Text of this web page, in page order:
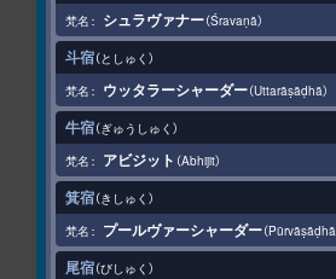
シュラヴァナー Śravaṇā
斗宿 としゅく
ウッタラーシャーダー Uttarāṣāḍhā
牛宿 ぎゅうしゅく
アビジット Abhijit
箕宿 きしゅく
プールヴァーシャーダー Pūrvāṣāḍhā
尾宿 びしゅく